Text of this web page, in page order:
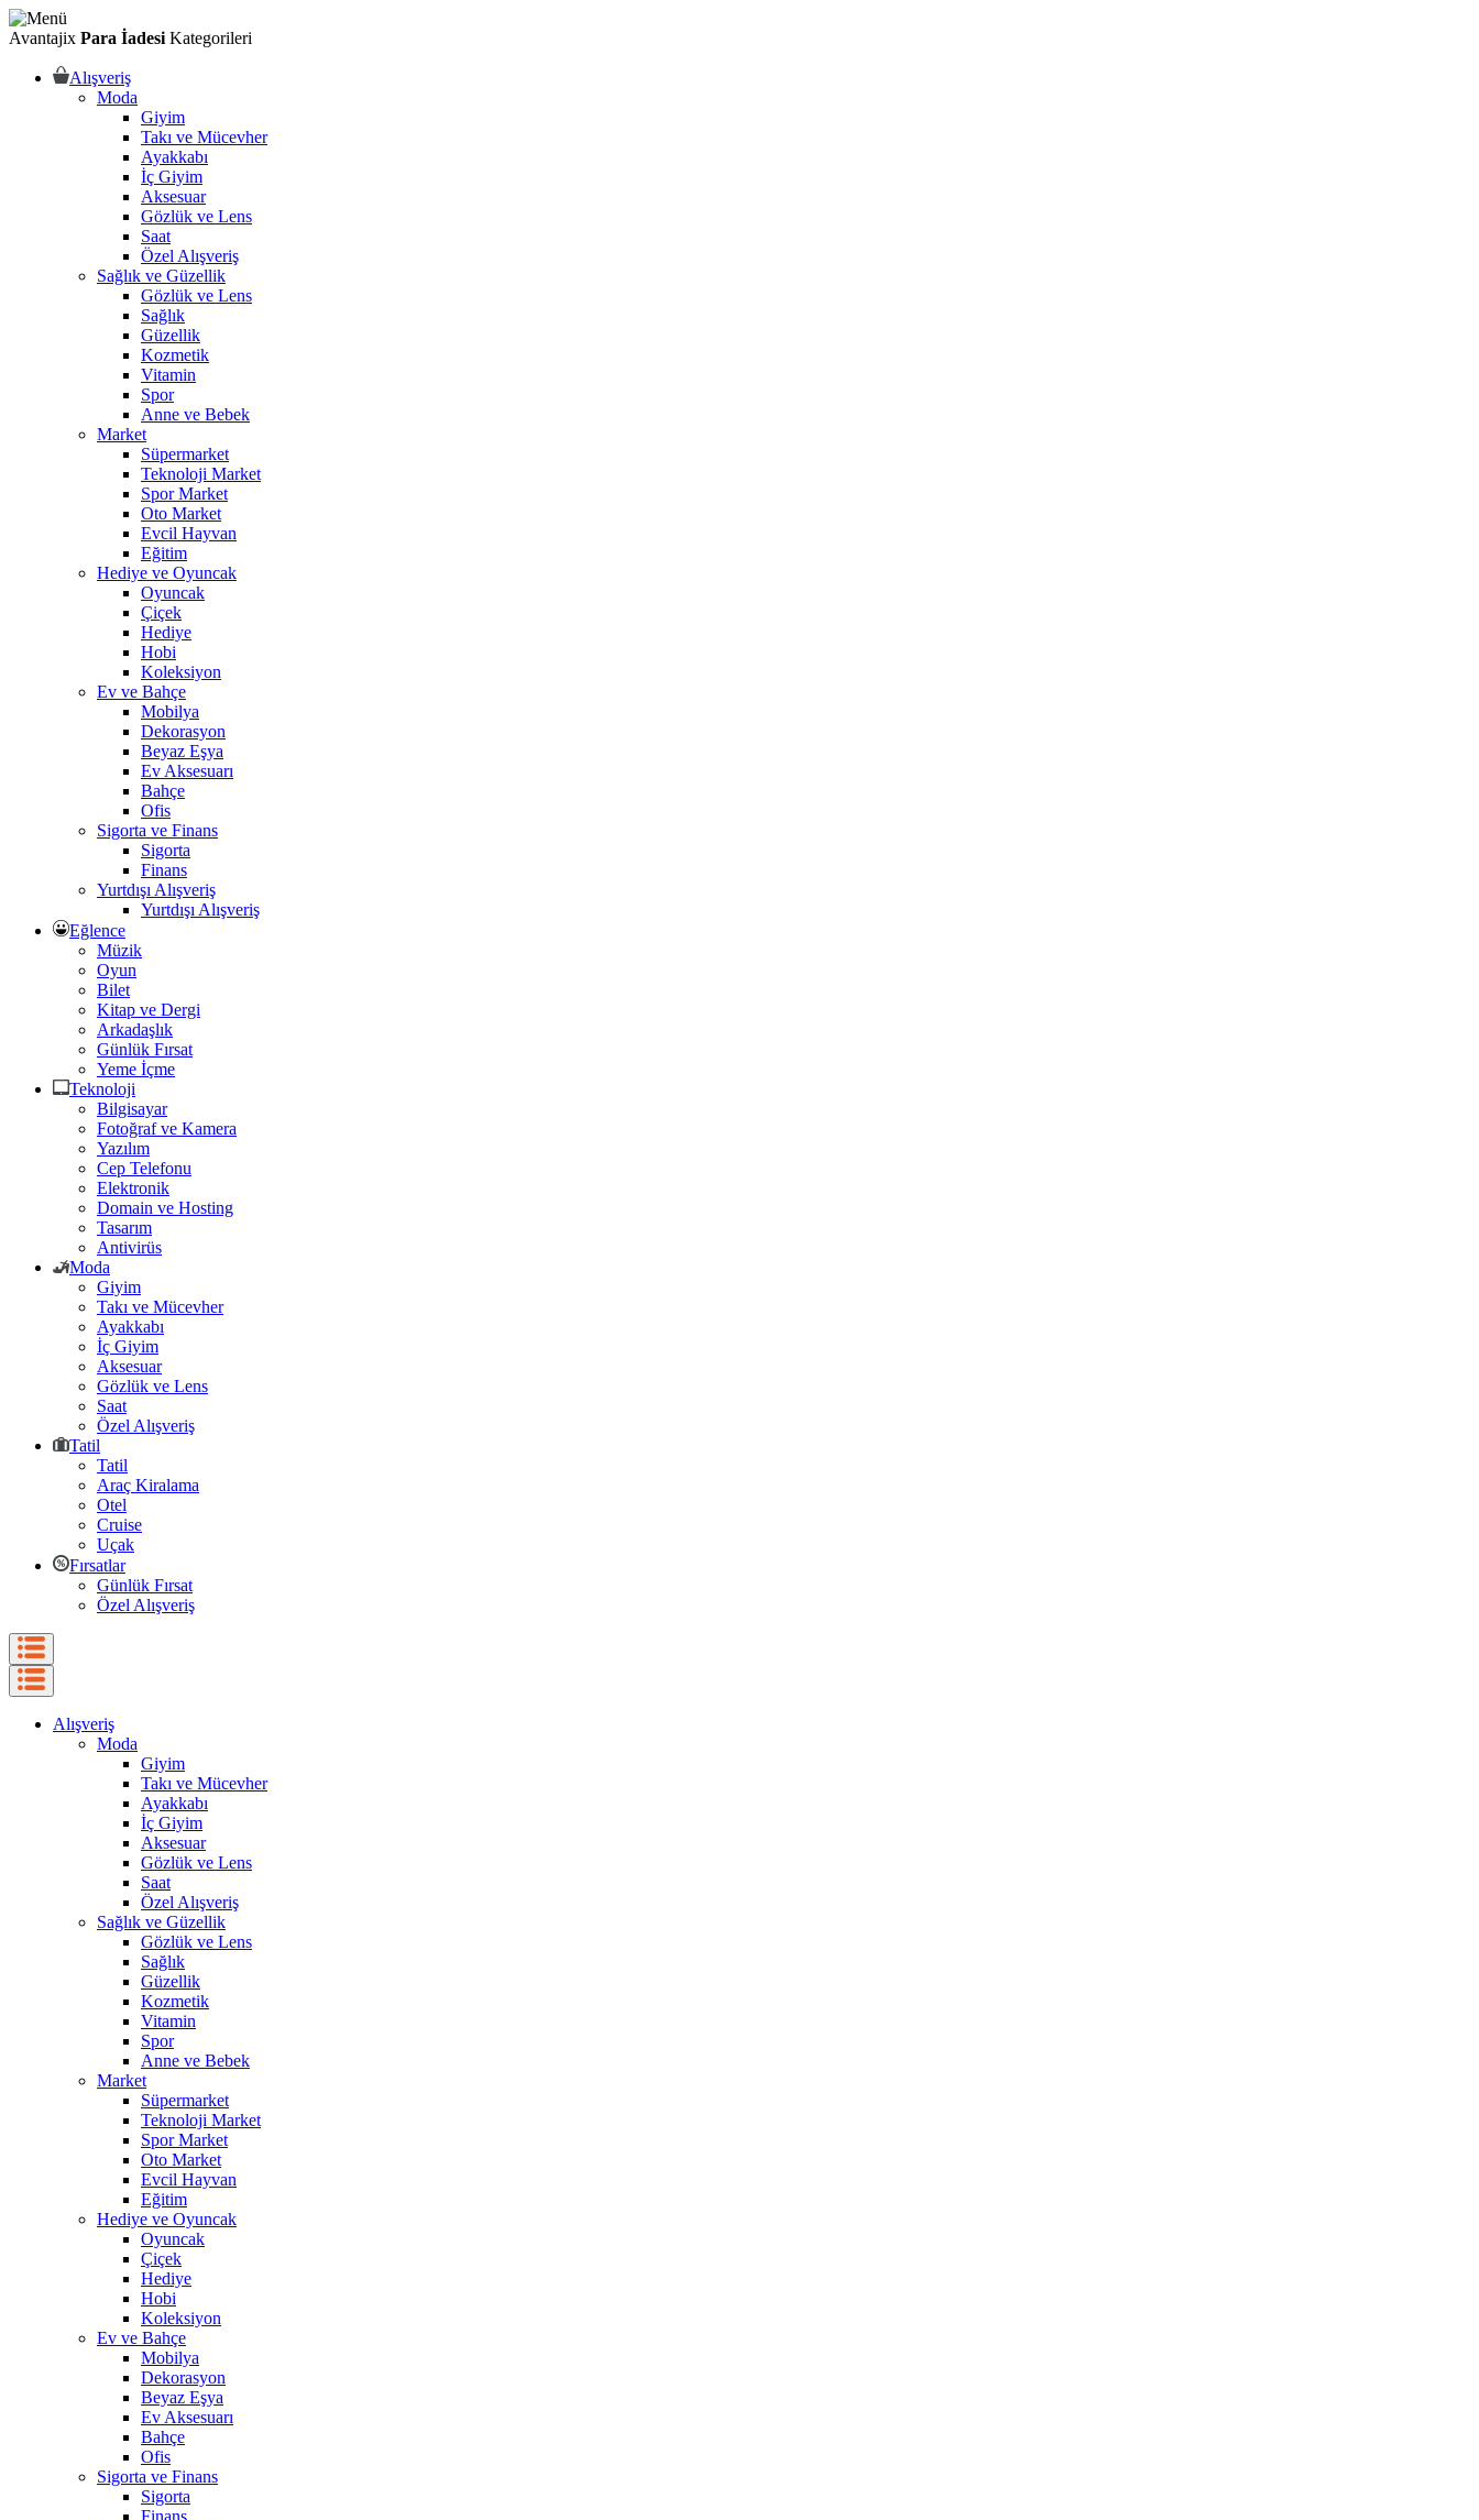
Avantajix Para İadesi Kategorileri
Alışveriş
Moda
Giyim
Takı ve Mücevher
Ayakkabı
İç Giyim
Aksesuar
Gözlük ve Lens
Saat
Özel Alışveriş
Sağlık ve Güzellik
Gözlük ve Lens
Sağlık
Güzellik
Kozmetik
Vitamin
Spor
Anne ve Bebek
Market
Süpermarket
Teknoloji Market
Spor Market
Oto Market
Evcil Hayvan
Eğitim
Hediye ve Oyuncak
Oyuncak
Çiçek
Hediye
Hobi
Koleksiyon
Ev ve Bahçe
Mobilya
Dekorasyon
Beyaz Eşya
Ev Aksesuarı
Bahçe
Ofis
Sigorta ve Finans
Sigorta
Finans
Yurtdışı Alışveriş
Yurtdışı Alışveriş
Eğlence
Müzik
Oyun
Bilet
Kitap ve Dergi
Arkadaşlık
Günlük Fırsat
Yeme İçme
Teknoloji
Bilgisayar
Fotoğraf ve Kamera
Yazılım
Cep Telefonu
Elektronik
Domain ve Hosting
Tasarım
Antivirüs
Moda
Giyim
Takı ve Mücevher
Ayakkabı
İç Giyim
Aksesuar
Gözlük ve Lens
Saat
Özel Alışveriş
Tatil
Tatil
Araç Kiralama
Otel
Cruise
Uçak
Fırsatlar
Günlük Fırsat
Özel Alışveriş
Alışveriş
Moda
Giyim
Takı ve Mücevher
Ayakkabı
İç Giyim
Aksesuar
Gözlük ve Lens
Saat
Özel Alışveriş
Sağlık ve Güzellik
Gözlük ve Lens
Sağlık
Güzellik
Kozmetik
Vitamin
Spor
Anne ve Bebek
Market
Süpermarket
Teknoloji Market
Spor Market
Oto Market
Evcil Hayvan
Eğitim
Hediye ve Oyuncak
Oyuncak
Çiçek
Hediye
Hobi
Koleksiyon
Ev ve Bahçe
Mobilya
Dekorasyon
Beyaz Eşya
Ev Aksesuarı
Bahçe
Ofis
Sigorta ve Finans
Sigorta
Finans